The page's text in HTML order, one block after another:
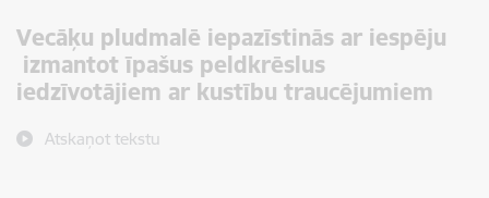
Vecāķu pludmalē iepazīstinās ar iespēju
izmantot īpašus peldkrēslus
iedzīvotājiem ar kustību traucējumiem
Atskaņot tekstu